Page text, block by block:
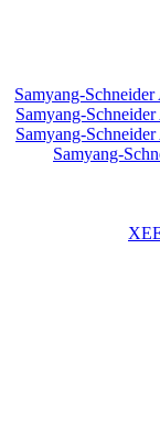
Samyang-
Samyang-
Samyang-
Samyang-